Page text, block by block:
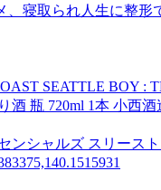
寝取られ人生に整形
SEATTLE BOY :
酒 瓶 720ml 1本 小西
ンシャルズ スリース